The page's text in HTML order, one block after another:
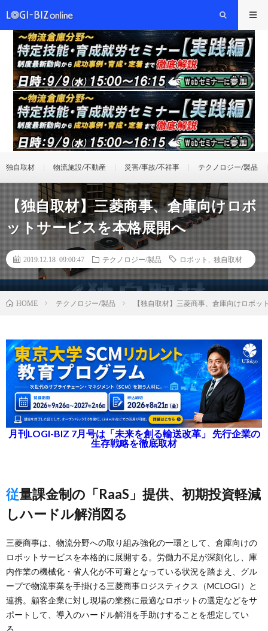
独自取材 物流施設/不動産 災害/事故/不祥事 テクノロジー/製品
【独自取材】三菱商事、倉庫向けロボ
ットサービスを本格展開へ
2019.12.18 09:00:47 テクノロジー/製品 ロボット 独自取材
HOME テクノロジー/製品 【独自取材】三菱商事、倉庫向けロボッ
月刊LOGI-BIZ 7月号は「未来を創る輸送改革」 先行企業の
生存戦略を徹底取材
従量課金制の「RaaS」提供、初期投資軽減
しハードル解消図る
三菱商事は、物流分野への取り組み強化の一環として、倉庫向けの
ロボットサービスを本格的に展開する。労働力不足が深刻化し、庫
内作業の機械化・省人化が不可避となっている状況を踏まえ、グル
ープで物流事業を手掛ける三菱商事ロジスティクス（MCLOGI）と
連携。顧客企業に対し現場の業務に最適なロボットの選定などをサ
ポートして、導入のハードル解消を手助けすることを想定してい
る。